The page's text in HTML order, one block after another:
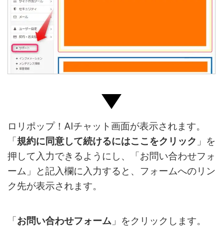
ロリポップ！AIチャット画面が表示されます。
「規約に同意して続けるにはここをクリック 」を
押して入力できるようにし、「お問い合わせフォ
ーム」と記入欄に入力すると、フォームへのリン
ク先が表示されます。
「お問い合わせフォーム 」をクリックします。